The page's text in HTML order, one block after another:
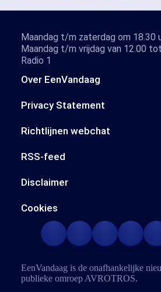
Over EenVandaag
Privacy Statement
Richtlijnen webchat
RSS-feed
Disclaimer
Cookies
Maandag t/m zaterdag om 18.30
Maandag t/m vrijdag van 12.00
Radio 1
EenVandaag is de onafhankelijke
publieke omroep AVROTROS.